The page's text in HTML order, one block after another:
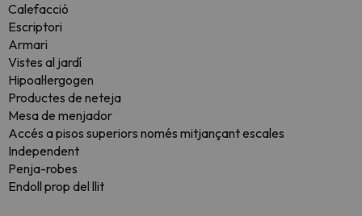
Calefacció
Escriptori
Armari
Vistes al jardí
Hipoal·lergogen
Productes de neteja
Mesa de menjador
Accés a pisos superiors només mitjançant escales
Independent
Penja-robes
Endoll prop del llit